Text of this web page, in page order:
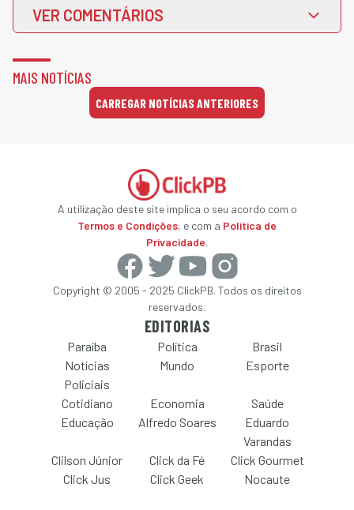
VER COMENTÁRIOS
MAIS NOTÍCIAS
CARREGAR NOTÍCIAS ANTERIORES
A utilização deste site implica o seu acordo com o
Termos e Condições, e com a Política de
Privacidade.
Copyright © 2005 - 2025 ClickPB. Todos os direitos
reservados.
EDITORIAS
Paraíba Política
Brasil
Notícias
Policiais
Mundo Esporte
Cotidiano Economia
Saúde
Educação
Alfredo Soares
Eduardo
Varandas
Clilson Júnior
Click da Fé
Click Gourmet
Click Jus
Click Geek Nocaute